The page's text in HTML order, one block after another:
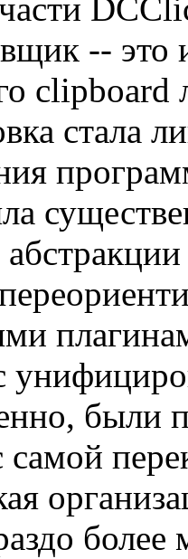
-- это
стала
были
самой